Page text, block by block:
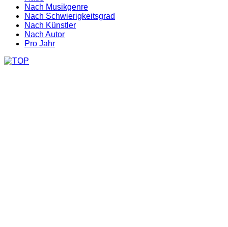
Nach Musikgenre
Nach Schwierigkeitsgrad
Nach Künstler
Nach Autor
Pro Jahr